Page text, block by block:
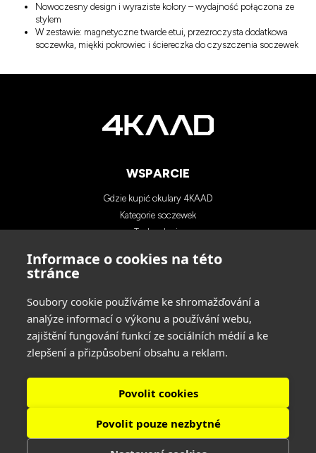
Informace o cookies na této
stránce
Soubory cookie používáme ke shromažďování a
analýze informací o výkonu a používání webu,
zajištění fungování funkcí ze sociálních médií a ke
zlepšení a přizpůsobení obsahu a reklam.
Povolit cookies
Povolit pouze nezbytné
Nowoczesny design i wyraziste kolory – wydajność połączona ze
stylem
W zestawie: magnetyczne twarde etui, przezroczysta dodatkowa
soczewka, miękki pokrowiec i ściereczka do czyszczenia soczewek
WSPARCIE
Gdzie kupić okulary 4KAAD
Kategorie soczewek
Technologia
Kontakt
KONTAKTY
INA SPORT spol. s r.o.
Adres: Hlavní 729/114, 664 31 Lelekovice,
tel: +420 545 422 431
ŚLEDŹ NAS